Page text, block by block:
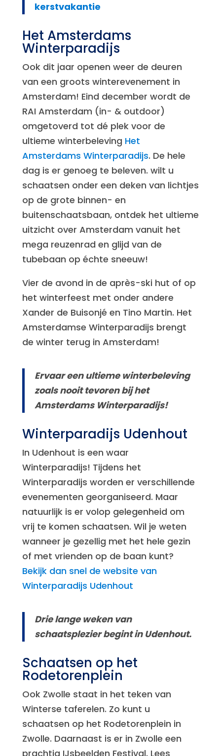
kerstvakantie
Het Amsterdams
Winterparadijs
Ook dit jaar openen weer de deuren
van een groots winterevenement in
Amsterdam! Eind december wordt de
RAI Amsterdam (in- & outdoor)
omgetoverd tot dé plek voor de
ultieme winterbeleving Het
Amsterdams Winterparadijs. De hele
dag is er genoeg te beleven. wilt u
schaatsen onder een deken van lichtjes
op de grote binnen- en
buitenschaatsbaan, ontdek het ultieme
uitzicht over Amsterdam vanuit het
mega reuzenrad en glijd van de
tubebaan op échte sneeuw!
Vier de avond in de après-ski hut of op
het winterfeest met onder andere
Xander de Buisonjé en Tino Martin. Het
Amsterdamse Winterparadijs brengt
de winter terug in Amsterdam!
Ervaar een ultieme winterbeleving
zoals nooit tevoren bij het
Amsterdams Winterparadijs!
Winterparadijs Udenhout
In Udenhout is een waar
Winterparadijs! Tijdens het
Winterparadijs worden er verschillende
evenementen georganiseerd. Maar
natuurlijk is er volop gelegenheid om
vrij te komen schaatsen. Wil je weten
wanneer je gezellig met het hele gezin
of met vrienden op de baan kunt?
Bekijk dan snel de website van
Winterparadijs Udenhout
Drie lange weken van
schaatsplezier begint in Udenhout.
Schaatsen op het
Rodetorenplein
Ook Zwolle staat in het teken van
Winterse taferelen. Zo kunt u
schaatsen op het Rodetorenplein in
Zwolle. Daarnaast is er in Zwolle een
prachtig IJsbeelden Festival. Lees